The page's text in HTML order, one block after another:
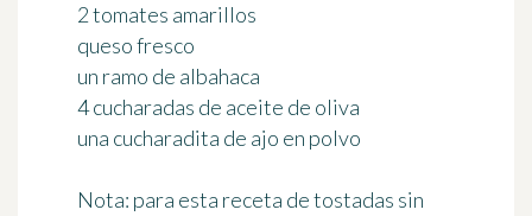
2 tomates amarillos
queso fresco
un ramo de albahaca
4 cucharadas de aceite de oliva
una cucharadita de ajo en polvo
Nota: para esta receta de tostadas sin